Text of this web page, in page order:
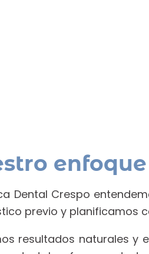
Dental Crespo
previo y planificamos
resultados naturales y